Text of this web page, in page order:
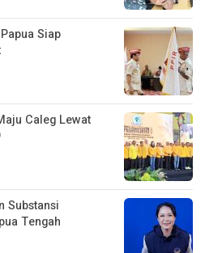
Siap
Caleg Lewat
Substansi
Tengah